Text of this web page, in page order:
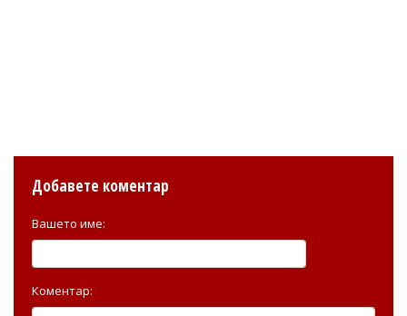
Добавете коментар
Вашето име:
Коментар: